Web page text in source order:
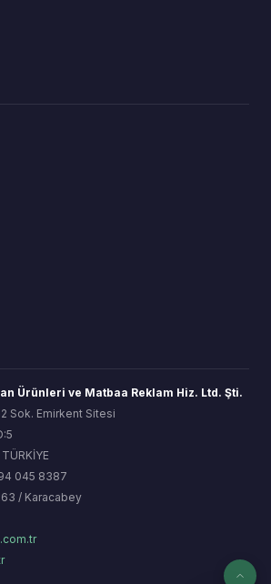
Ürünleri ve Matbaa Reklam Hiz. Ltd. Şti.
Sok. Emirkent Sitesi
045 8387
/ Karacabey
AI
Hafıza Asistanı